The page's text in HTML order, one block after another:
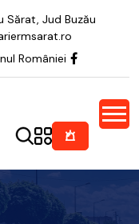
Sărat, Jud Buzău
României